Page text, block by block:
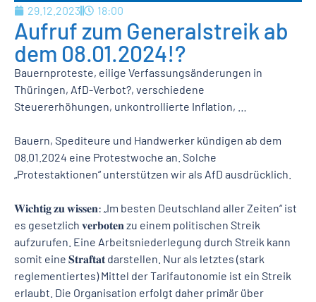
29.12.2023 18:00
Aufruf zum Generalstreik ab
dem 08.01.2024!?
Bauernproteste, eilige Verfassungsänderungen in
Thüringen, AfD-Verbot?, verschiedene
Steuererhöhungen, unkontrollierte Inflation, …
Bauern, Spediteure und Handwerker kündigen ab dem
08.01.2024 eine Protestwoche an. Solche
„Protestaktionen“ unterstützen wir als AfD ausdrücklich.
𝐖𝐢𝐜𝐡𝐭𝐢𝐠 𝐳𝐮 𝐰𝐢𝐬𝐬𝐞𝐧: „Im besten Deutschland aller Zeiten“ ist
es gesetzlich 𝐯𝐞𝐫𝐛𝐨𝐭𝐞𝐧 zu einem politischen Streik
aufzurufen. Eine Arbeitsniederlegung durch Streik kann
somit eine 𝐒𝐭𝐫𝐚𝐟𝐭𝐚𝐭 darstellen. Nur als letztes (stark
reglementiertes) Mittel der Tarifautonomie ist ein Streik
erlaubt. Die Organisation erfolgt daher primär über